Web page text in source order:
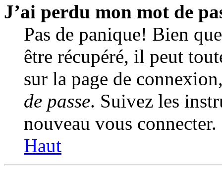
J’ai perdu mon mot de
Pas de panique! Bien
être récupéré, il peut
sur la page de
de passe. Suivez les
nouveau vous connecter.
Haut